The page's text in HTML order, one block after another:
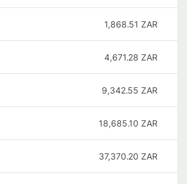
1,868.51 ZAR
4,671.28 ZAR
9,342.55 ZAR
18,685.10 ZAR
37,370.20 ZAR